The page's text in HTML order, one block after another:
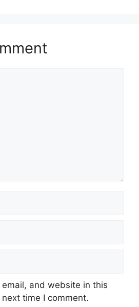
email, and website in this
time I comment.